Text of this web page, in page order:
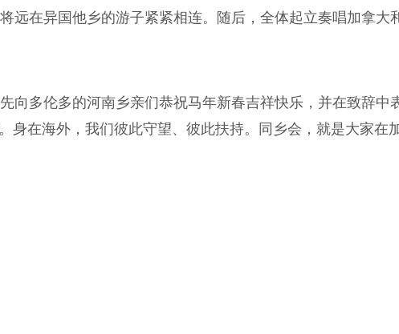
远在异国他乡的游子紧紧相连。随后，全体起立奏唱加拿大
向多伦多的河南乡亲们恭祝马年新春吉祥快乐，并在致辞中
身在海外，我们彼此守望、彼此扶持。同乡会，就是大家在